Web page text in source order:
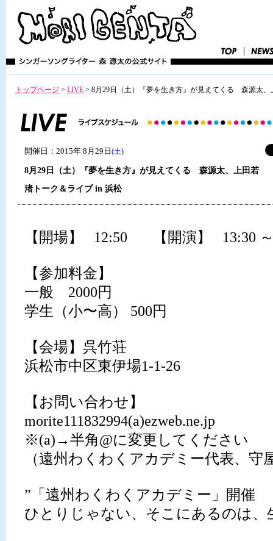
トップページ > LIVE > 8月29日（土）『夢を生き方』が見えてくる 森源太、
開催日：2015年 8月29日 (土)
8月29日（土）『夢を生き方』が見えてくる 森源太、上田若
渚トーク＆ライブ in 浜松
【開場】 12:50 【開演】 13:30 ～
【参加料金】
一般 2000円
学生（小〜高） 500円
【会場】呉竹荘
浜松市中区東伊場1-1-26
【お問い合わせ】
morite111832994(a)ezweb.ne.jp
※(a)→半角@に変更してください
（遠州わくわくアカデミー代表、守
”「遠州わくわくアカデミー」開催
ひとりじゃない、そこにあるのは、